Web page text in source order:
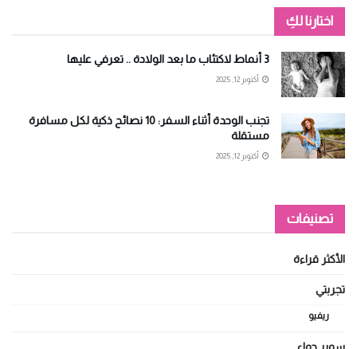
Alternative:
اختارنا لكِ
3 أنماط لاكتئاب ما بعد الولادة .. تعرفي عليها
أكتوبر 12, 2025
تجنب الوحدة أثناء السفر: 10 نصائح ذكية لكل مسافرة
مستقلة
أكتوبر 12, 2025
تصنيفات
الأكثر قراءة
تجربتي
ريفيو